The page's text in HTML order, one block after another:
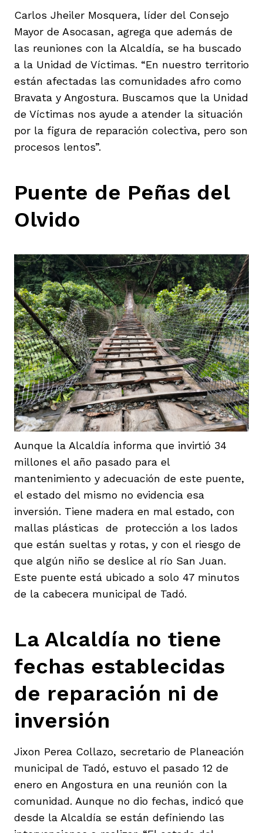
Carlos Jheiler Mosquera, líder del Consejo
Mayor de Asocasan, agrega que además de
las reuniones con la Alcaldía, se ha buscado
a la Unidad de Víctimas. “En nuestro territorio
están afectadas las comunidades afro como
Bravata y Angostura. Buscamos que la Unidad
de Víctimas nos ayude a atender la situación
por la figura de reparación colectiva, pero son
procesos lentos”.
Puente de Peñas del
Olvido
Aunque la Alcaldía informa que invirtió 34
millones el año pasado para el
mantenimiento y adecuación de este puente,
el estado del mismo no evidencia esa
inversión. Tiene madera en mal estado, con
mallas plásticas de protección a los lados
que están sueltas y rotas, y con el riesgo de
que algún niño se deslice al río San Juan.
Este puente está ubicado a solo 47 minutos
de la cabecera municipal de Tadó.
La Alcaldía no tiene
fechas establecidas
de reparación ni de
inversión
Jixon Perea Collazo, secretario de Planeación
municipal de Tadó, estuvo el pasado 12 de
enero en Angostura en una reunión con la
comunidad. Aunque no dio fechas, indicó que
desde la Alcaldía se están definiendo las